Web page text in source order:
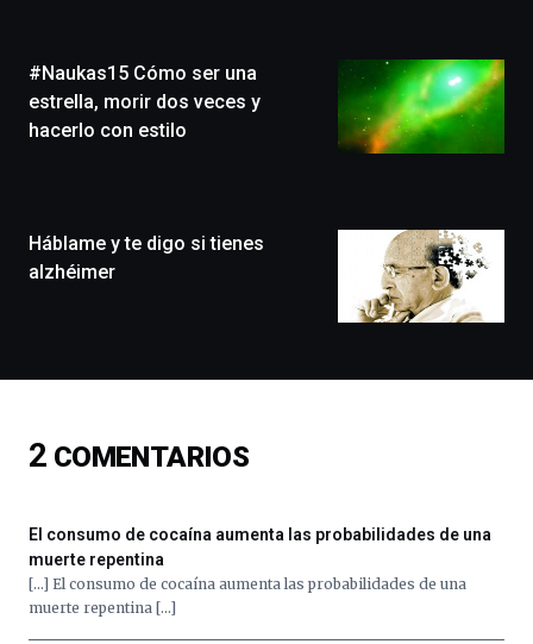
un
festival
que
monólogos,
exposiciones,
de
16
al
octubre.
#Naukas15 Cómo ser una
estrella, morir dos veces y
hacerlo con estilo
Háblame y te digo si tienes
alzhéimer
2 COMENTARIOS
El consumo de cocaína aumenta las probabilidades de una
muerte repentina
[…] El consumo de cocaína aumenta las probabilidades de una
muerte repentina […]